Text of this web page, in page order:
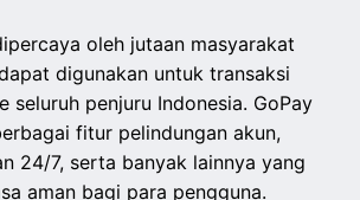
oleh jutaan masyarakat
digunakan untuk transaksi
seluruh penjuru Indonesia. GoPay
fitur pelindungan akun,
24/7, serta banyak lainnya yang
aman bagi para pengguna.